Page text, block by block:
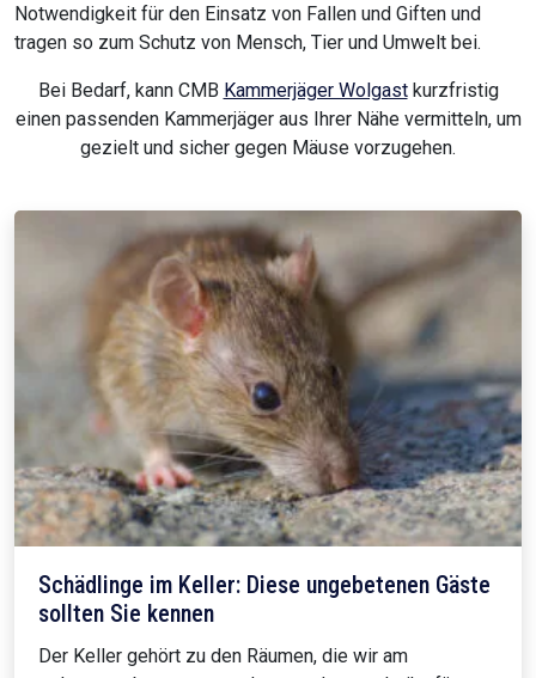
Notwendigkeit für den Einsatz von Fallen und Giften und
tragen so zum Schutz von Mensch, Tier und Umwelt bei.
Bei Bedarf, kann CMB Kammerjäger Wolgastkurzfristig
einen passenden Kammerjäger aus Ihrer Nähe vermitteln, um
gezielt und sicher gegen Mäuse vorzugehen.
Schädlinge im Keller: Diese ungebetenen Gäste
sollten Sie kennen
Der Keller gehört zu den Räumen, die wir am